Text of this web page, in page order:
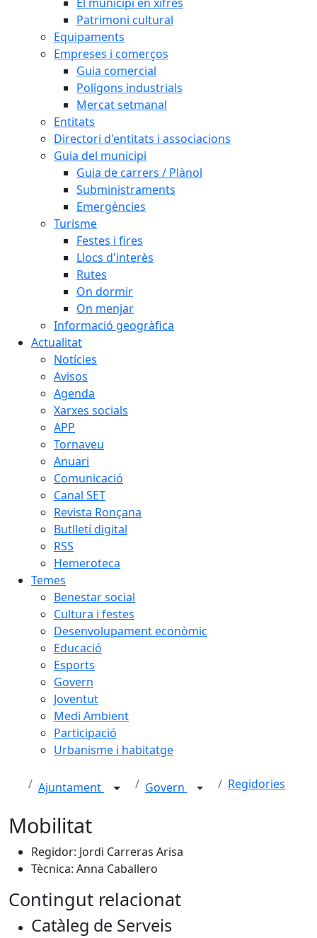
Patrimoni cultural
Equipaments
Empreses i comerços
Guia comercial
Polígons industrials
Mercat setmanal
Entitats
Directori d'entitats i associacions
Guia del municipi
Guia de carrers / Plànol
Subministraments
Emergències
Turisme
Festes i fires
Llocs d'interès
Rutes
On dormir
On menjar
Informació geogràfica
Actualitat
Notícies
Avisos
Agenda
Xarxes socials
APP
Tornaveu
Anuari
Comunicació
Canal SET
Revista Ronçana
Butlletí digital
RSS
Hemeroteca
Temes
Benestar social
Cultura i festes
Desenvolupament econòmic
Educació
Esports
Govern
Joventut
Medi Ambient
Participació
Urbanisme i habitatge
Ajuntament Govern Regidories
Mobilitat
Regidor: Jordi Carreras Arisa
Tècnica: Anna Caballero
Contingut relacionat
Catàleg de Serveis